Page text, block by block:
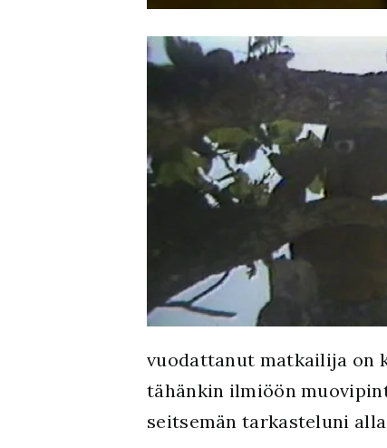
vuodattanut matkailija on
tähänkin ilmiöön
seitsemän tarkasteluni